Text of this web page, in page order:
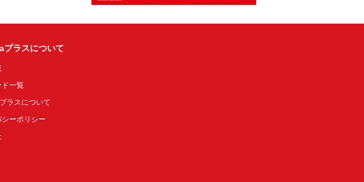
プラスについて
ド一覧
ラスについて
シーポリシー